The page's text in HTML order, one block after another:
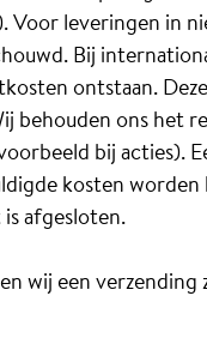
leveringen in
Bij
ontstaan.
behouden ons het
bij acties).
kosten worden
afgesloten.
wij een verzending